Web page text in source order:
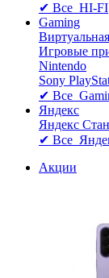
✔ Все HI-FI
Gaming
Игровые
Nintendo
Sony
✔ Все
Яндекс
Яндекс
✔ Все
Акции